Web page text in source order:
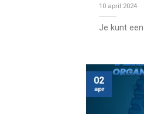
10 april 2024
Je kunt
02
apr